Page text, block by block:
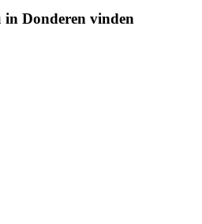
Donderen vinden